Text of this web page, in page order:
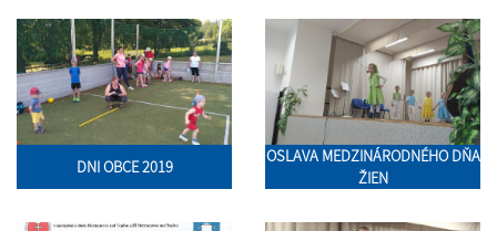
DNI OBCE 2019
OSLAVA MEDZINÁRODNÉHO DŇA
ŽIEN